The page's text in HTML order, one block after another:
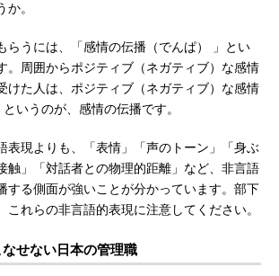
。
うには、「感情の伝播（でんぱ） 」とい
。周囲からポジティブ（ネガティブ）な感情
けた人は、ポジティブ（ネガティブ）な感情
いうのが、感情の伝播です。
現よりも、「表情」「声のトーン」「身ぶ
触」「対話者との物理的距離」など、非言語
する側面が強いことが分かっています。部下
これらの非言語的表現に注意してください。
なせない日本の管理職